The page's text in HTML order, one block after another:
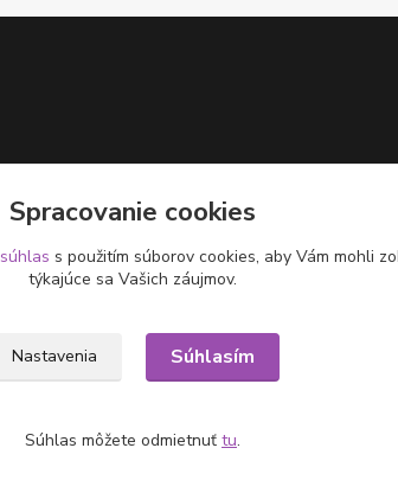
Spracovanie cookies
súhlas s použitím súborov cookies, aby Vám mohli
týkajúce sa Vašich záujmov.
Nastavenia Súhlasím
Súhlas môžete odmietnuť tu.